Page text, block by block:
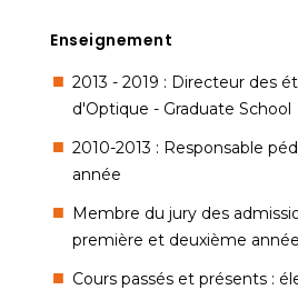
Enseignement
2013 - 2019 : Directeur des
d'Optique - Graduate School
2010-2013 : Responsable
année
Membre du jury des
première et deuxième année
Cours passés et présents :